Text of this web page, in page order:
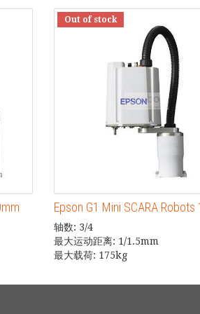
Out of stock
Epson G1 Mini SCARA
轴数: 3/4
最大运动距离: 1/1.5mm
最大载荷: 175kg